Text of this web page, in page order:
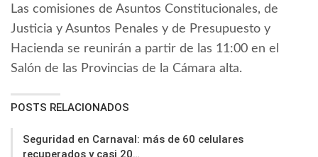
Las comisiones de Asuntos Constitucionales, de
Justicia y Asuntos Penales y de Presupuesto y
Hacienda se reunirán a partir de las 11:00 en el
Salón de las Provincias de la Cámara alta.
POSTS RELACIONADOS
Seguridad en Carnaval: más de 60 celulares
recuperados y casi 20…